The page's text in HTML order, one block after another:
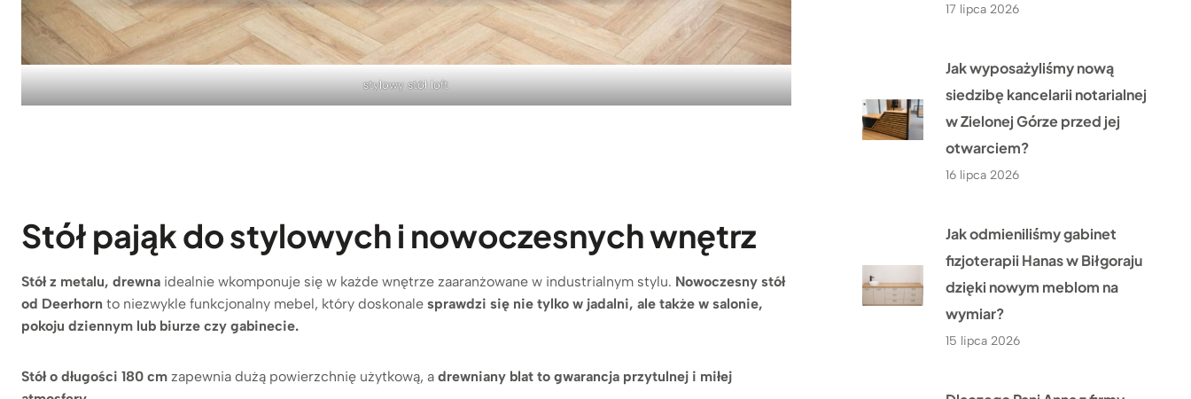
stylowy stół loft
Stół pająk do stylowych i nowoczesnych wnętrz
Stół z metalu, drewna idealnie wkomponuje się w każde wnętrze zaaranżowane w industrialnym stylu. Nowoczesny stół
od Deerhorn to niezwykle funkcjonalny mebel, który doskonale sprawdzi się nie tylko w jadalni, ale także w salonie,
pokoju dziennym lub biurze czy gabinecie.
Stół o długości 180 cm zapewnia dużą powierzchnię użytkową, a drewniany blat to gwarancja przytulnej i miłej
17 lipca 2026
Jak wyposażyliśmy nową
siedzibę kancelarii notarialnej
w Zielonej Górze przed jej
otwarciem?
16 lipca 2026
Jak odmieniliśmy gabinet
fizjoterapii Hanas w Biłgoraju
dzięki nowym meblom na
wymiar?
15 lipca 2026